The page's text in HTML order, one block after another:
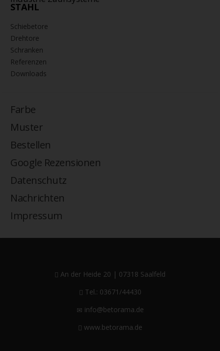
STAHL
Schiebetore
Drehtore
Schranken
Referenzen
Downloads
Farbe
Muster
Bestellen
Google Rezensionen
Datenschutz
Nachrichten
Impressum
An der Heide 20 | 07318 Saalfeld
Tel.: 03671/44430
info@betorama.de
www.betorama.de